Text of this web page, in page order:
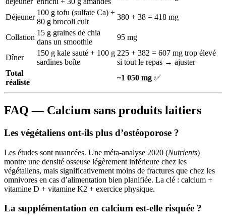
Déjeuner
100 g tofu (sulfate Ca) +
80 g brocoli cuit
380 + 38 = 418 mg
Collation
15 g graines de chia
dans un smoothie
95 mg
Dîner
150 g kale sauté + 100 g
sardines boîte
225 + 382 = 607 mg trop élevé
si tout le repas → ajuster
Total
réaliste
~1 050 mg ✅
FAQ — Calcium sans produits laitiers
Les végétaliens ont-ils plus d’ostéoporose ?
Les études sont nuancées. Une méta-analyse 2020 (Nutrients)
montre une densité osseuse légèrement inférieure chez les
végétaliens, mais significativement moins de fractures que chez les
omnivores en cas d’alimentation bien planifiée. La clé : calcium +
vitamine D + vitamine K2 + exercice physique.
La supplémentation en calcium est-elle risquée ?